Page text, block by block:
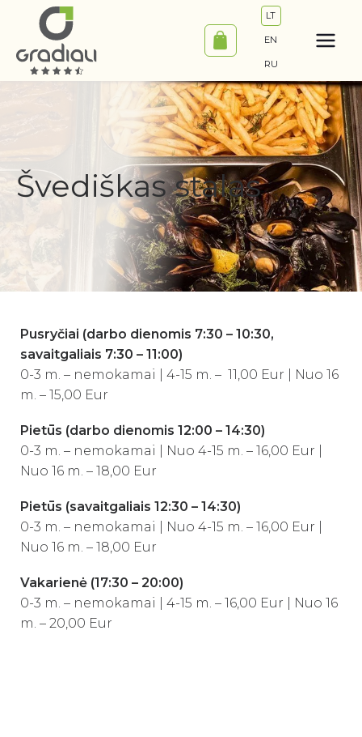
turinio
LT
EN
RU
Švediškas stalas
Pusryčiai (darbo dienomis 7:30 – 10:30,
savaitgaliais 7:30 – 11:00)
0-3 m. – nemokamai | 4-15 m. – 11,00 Eur | Nuo 16
m. – 15,00 Eur
Pietūs (darbo dienomis 12:00 – 14:30)
0-3 m. – nemokamai | Nuo 4-15 m. – 16,00 Eur |
Nuo 16 m. – 18,00 Eur
Pietūs (savaitgaliais 12:30 – 14:30)
0-3 m. – nemokamai | Nuo 4-15 m. – 16,00 Eur |
Nuo 16 m. – 18,00 Eur
Vakarienė (17:30 – 20:00)
0-3 m. – nemokamai | 4-15 m. – 16,00 Eur | Nuo 16
m. – 20,00 Eur